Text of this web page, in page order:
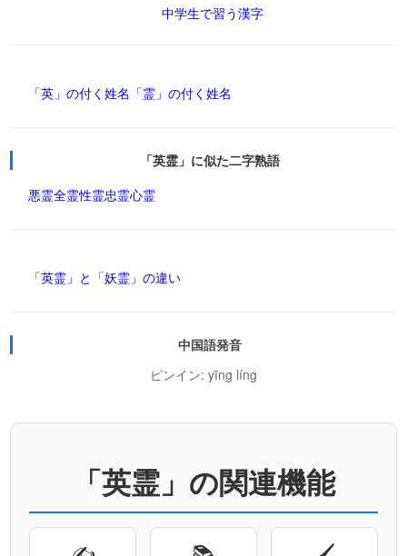
中学生で習う漢字
「英」の付く姓名 「霊」の付く姓名
「英霊」に似た二字熟語
悪霊全霊性霊忠霊心霊
「英霊」と「妖霊」の違い
中国語発音
ピンイン: yīng líng
「英霊」の関連機能